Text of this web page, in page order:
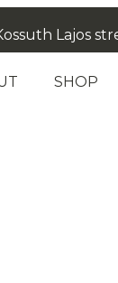
Lajos
SHOP